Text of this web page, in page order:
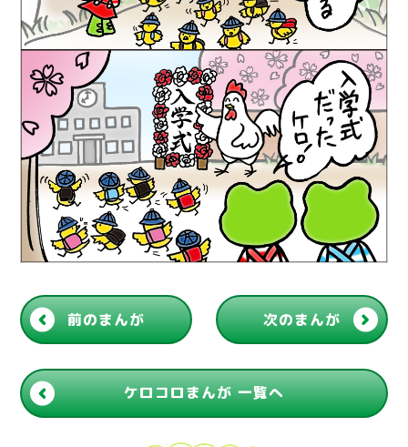
前のまんが 次のまんが
ケロコロまんが 一覧へ